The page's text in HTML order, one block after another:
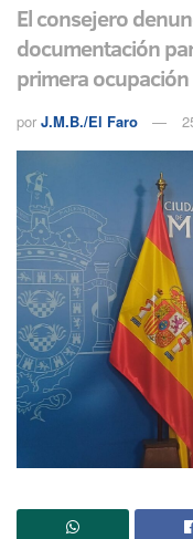
El consejero
documentación
primera ocupación
por J.M.B./El Faro